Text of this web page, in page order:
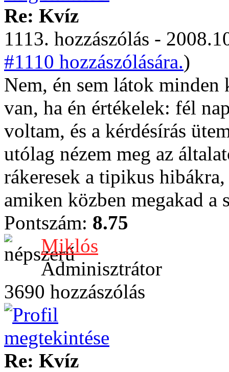
Re: Kvíz
1113. hozzászólás -
#1110 hozzászólására.)
Nem, én sem látok
van, ha én értékelek: fél
voltam, és a kérdésírás
utólag nézem meg az
rákeresek a tipikus
amiken közben megakad a
Pontszám: 8.75
Miklós
Adminisztrátor
3690 hozzászólás
Re: Kvíz